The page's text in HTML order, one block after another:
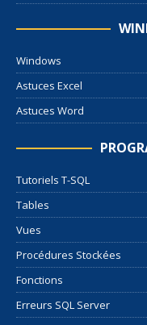
Windows
Astuces Excel
Astuces Word
Tutoriels T-SQL
Tables
Vues
Procédures Stockées
Fonctions
Erreurs SQL Server